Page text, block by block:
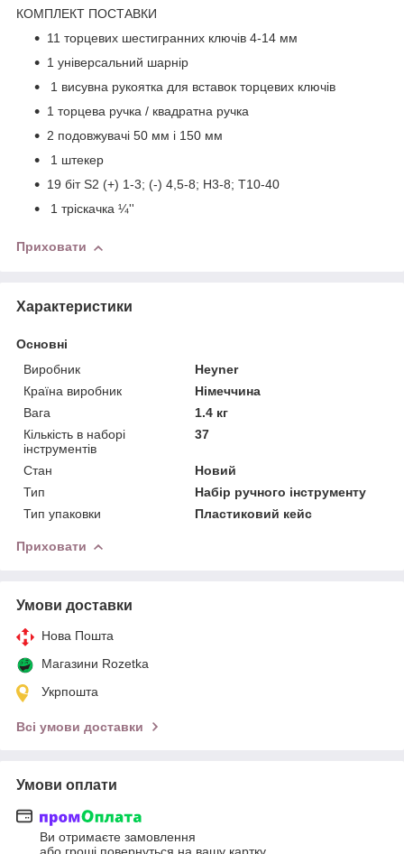
КОМПЛЕКТ ПОСТАВКИ
11 торцевих шестигранних ключів 4-14 мм
1 універсальний шарнір
1 висувна рукоятка для вставок торцевих ключів
1 торцева ручка / квадратна ручка
2 подовжувачі 50 мм і 150 мм
1 штекер
19 біт S2 (+) 1-3; (-) 4,5-8; Н3-8; T10-40
1 тріскачка ¼''
Приховати
Характеристики
Основні
Виробник
Heyner
Країна виробник
Німеччина
Вага
1.4 кг
Кількість в наборі
інструментів
37
Стан
Новий
Тип
Набір ручного інструменту
Тип упаковки
Пластиковий кейс
Приховати
Умови доставки
Нова Пошта
Магазини Rozetka
Укрпошта
Всі умови доставки
Умови оплати
Ви отримаєте замовлення